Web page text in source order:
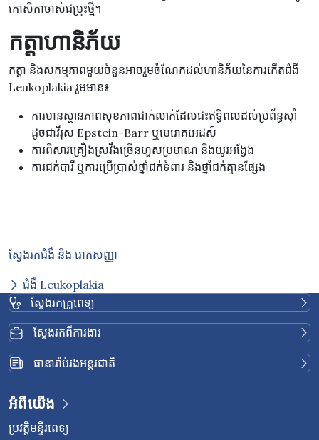
កោសិកាចាស់ជម្រុះថ្មី។
កត្តាហានិភ័យ
កត្តា និងសកម្មភាពមួយចំនួនអាចរួមចំណែកដល់ហានិភ័យនៃការកើតជំងឺ
Leukoplakia រួមមាន៖
ការមានស្ថានភាពសុខភាពជាក់លាក់ដែលជះឥទ្ធិពលដល់ប្រព័ន្ធស៊ាំ
ដូចជាវីរុស Epstein-Barr ឬមេរោគអេដស៍
ការពិសារគ្រឿងស្រវឹងច្រើនហួសប្រមាណ និងយូរអង្វែង
ការជក់បារី ឬការប្រើប្រាស់ថ្នាំជក់ទំពារ និងថ្នាំជក់គ្មានផ្សែង
ស្វែងរកជំងឺ និង រោគសញ្ញា
ជំងឺ Leukoplakia
ស្វែងរកគ្រូពេទ្យ
ស្វែងរកពីការងារ
ធានារ៉ាប់រងអន្តរជាតិ
អំពីយើង
ប្រវត្តិមន្ទីរពេទ្យ